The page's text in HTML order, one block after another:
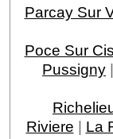
Parcay Sur
Poce Sur
Pussigny |
Riviere | La